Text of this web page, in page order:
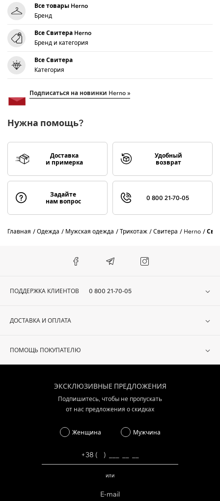
Все товары Herno
Бренд
Все Свитера Herno
Бренд и категория
Все Свитера
Категория
Подписаться на новинки Herno »
Нужна помощь?
Доставка
и примерка
Удобный
возврат
Задайте
нам вопрос
0 800 21-70-05
Главная Одежда Мужская одежда Трикотаж Свитера Herno
ПОДДЕРЖКА КЛИЕНТОВ 0 800 21-70-05
ДОСТАВКА И ОПЛАТА
ПОМОЩЬ ПОКУПАТЕЛЮ
ЭКСКЛЮЗИВНЫЕ ПРЕДЛОЖЕНИЯ
Подпишитесь, чтобы не пропускать
от нас предложения о скидках
Женщина Мужчина
или